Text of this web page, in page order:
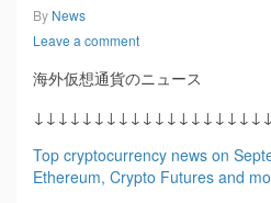
By News
Leave a comment
海外仮想通貨のニュース
↓↓↓↓↓↓↓↓↓↓↓↓↓↓↓↓↓↓↓↓
Top cryptocurrency news on
Ethereum, Crypto Futures and